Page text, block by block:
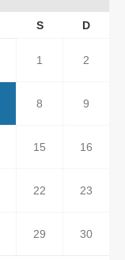
S D
1 2
8 9
15 16
22 23
29 30